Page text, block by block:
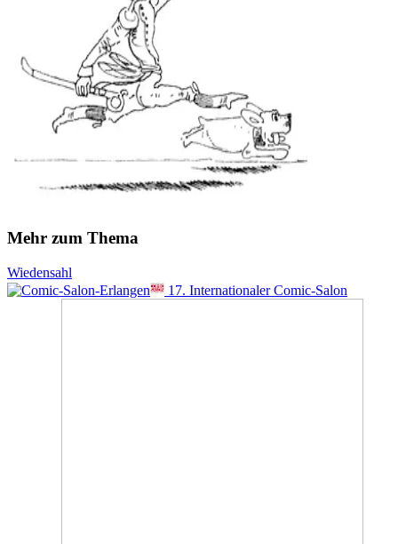
Mehr zum Thema
Wiedensahl
17. Internationaler Comic-Salon